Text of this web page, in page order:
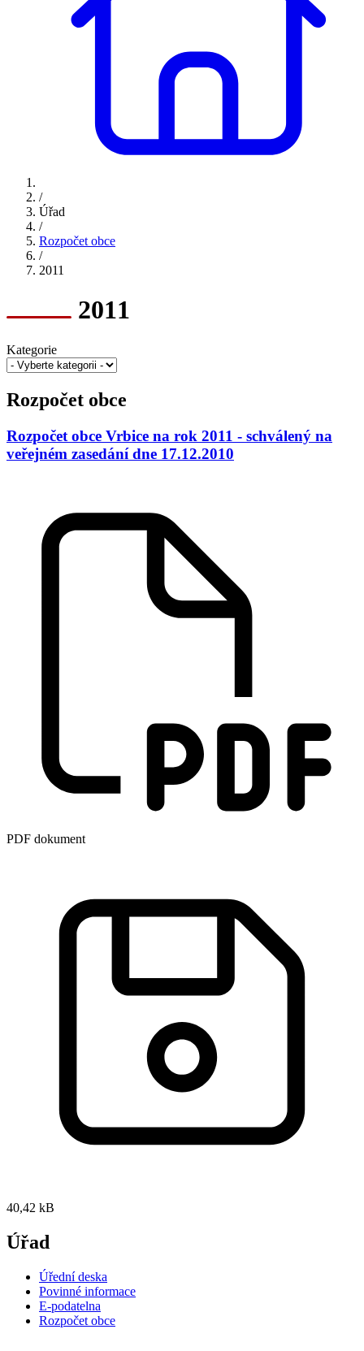
/
Úřad
/
Rozpočet obce
/
2011
2011
Kategorie
Rozpočet obce
Rozpočet obce Vrbice na rok 2011 - schválený na
veřejném zasedání dne 17.12.2010
PDF dokument
40,42 kB
Úřad
Úřední deska
Povinné informace
E-podatelna
Rozpočet obce